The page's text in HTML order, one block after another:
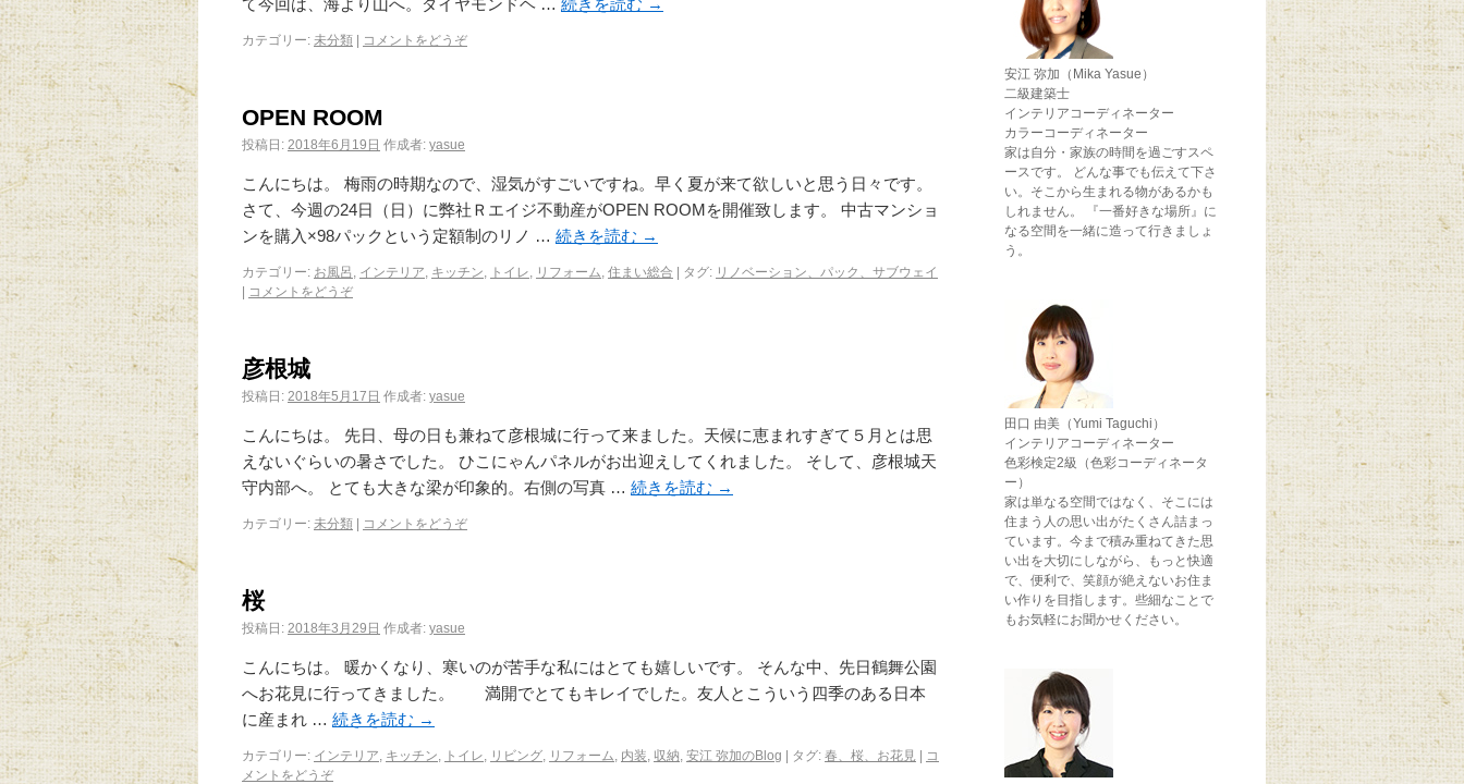
て今回は、海より山へ。ダイヤモンドヘ … 続きを読む →
カテゴリー: 未分類 コメントをどうぞ
OPEN ROOM
投稿日: 2018年6月19日 作成者: yasue
こんにちは。 梅雨の時期なので、湿気がすごいですね。早く夏が来て欲しいと思う日々です。
さて、今週の24日（日）に弊社Ｒエイジ不動産がOPEN ROOMを開催致します。 中古マンショ
ンを購入×98パックという定額制のリノ … 続きを読む →
カテゴリー: お風呂 , インテリア, キッチン, トイレ, リフォーム, 住まい総合 タグ: リノベーション、パック、サブウェイ
コメントをどうぞ
彦根城
投稿日: 2018年5月17日 作成者: yasue
こんにちは。 先日、母の日も兼ねて彦根城に行って来ました。天候に恵まれすぎて５月とは思
えないぐらいの暑さでした。 ひこにゃんパネルがお出迎えしてくれました。 そして、彦根城天
守内部へ。 とても大きな梁が印象的。右側の写真 … 続きを読む →
カテゴリー: 未分類 コメントをどうぞ
桜
投稿日: 2018年3月29日 作成者: yasue
こんにちは。 暖かくなり、寒いのが苦手な私にはとても嬉しいです。 そんな中、先日鶴舞公園
へお花見に行ってきました。 満開でとてもキレイでした。友人とこういう四季のある日本
に産まれ … 続きを読む →
カテゴリー: インテリア, キッチン, トイレ, リビング, リフォーム, 内装, 収納, 安江 弥加のBlog タグ: 春、桜、お花見
コ
メントをどうぞ
安江 弥加（Mika Yasue）
二級建築士
インテリアコーディネーター
カラーコーディネーター
家は自分・家族の時間を過ごすスペ
ースです。 どんな事でも伝えて下さ
い。そこから生まれる物があるかも
しれません。 『一番好きな場所』に
なる空間を一緒に造って行きましょ
う。
田口 由美（Yumi Taguchi）
インテリアコーディネーター
色彩検定2級（色彩コーディネータ
ー）
家は単なる空間ではなく、そこには
住まう人の思い出がたくさん詰まっ
ています。今まで積み重ねてきた思
い出を大切にしながら、もっと快適
で、便利で、笑顔が絶えないお住ま
い作りを目指します。些細なことで
もお気軽にお聞かせください。